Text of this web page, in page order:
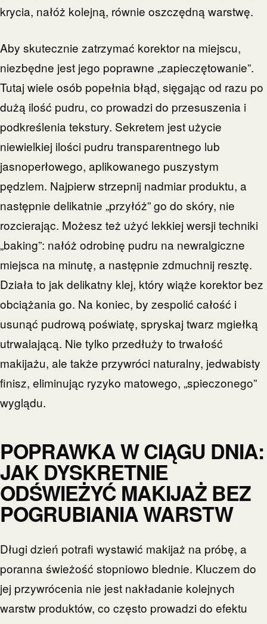
krycia, nałóż kolejną, równie oszczędną warstwę.
Aby skutecznie zatrzymać korektor na miejscu,
niezbędne jest jego poprawne „zapieczętowanie”.
Tutaj wiele osób popełnia błąd, sięgając od razu po
dużą ilość pudru, co prowadzi do przesuszenia i
podkreślenia tekstury. Sekretem jest użycie
niewielkiej ilości pudru transparentnego lub
jasnoperłowego, aplikowanego puszystym
pędzlem. Najpierw strzepnij nadmiar produktu, a
następnie delikatnie „przyłóż” go do skóry, nie
rozcierając. Możesz też użyć lekkiej wersji techniki
„baking”: nałóż odrobinę pudru na newralgiczne
miejsca na minutę, a następnie zdmuchnij resztę.
Działa to jak delikatny klej, który wiąże korektor bez
obciążania go. Na koniec, by zespolić całość i
usunąć pudrową poświatę, spryskaj twarz mgiełką
utrwalającą. Nie tylko przedłuży to trwałość
makijażu, ale także przywróci naturalny, jedwabisty
finisz, eliminując ryzyko matowego, „spieczonego”
wyglądu.
POPRAWKA W CIĄGU DNIA:
JAK DYSKRETNIE
ODŚWIEŻYĆ MAKIJAŻ BEZ
POGRUBIANIA WARSTW
Długi dzień potrafi wystawić makijaż na próbę, a
poranna świeżość stopniowo blednie. Kluczem do
jej przywrócenia nie jest nakładanie kolejnych
warstw produktów, co często prowadzi do efektu